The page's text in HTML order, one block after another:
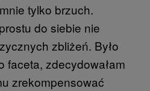
tylko brzuch.
do siebie nie
zbliżeń. Było
faceta, zdecydowałam
zrekompensować